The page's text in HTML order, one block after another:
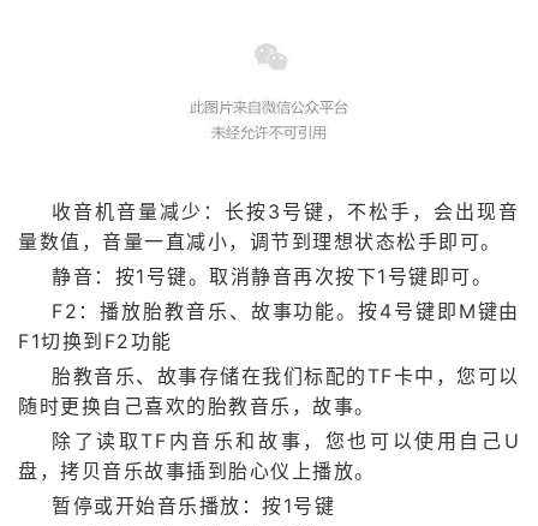
收音机音量减少：长按3号键，不松手，会出现音
量数值，音量一直减小，调节到理想状态松手即可。
静音：按1号键。取消静音再次按下1号键即可。
F2：播放胎教音乐、故事功能。按4号键即M键由
F1切换到F2功能
胎教音乐、故事存储在我们标配的TF卡中，您可以
随时更换自己喜欢的胎教音乐，故事。
除了读取TF内音乐和故事，您也可以使用自己U
盘，拷贝音乐故事插到胎心仪上播放。
暂停或开始音乐播放：按1号键